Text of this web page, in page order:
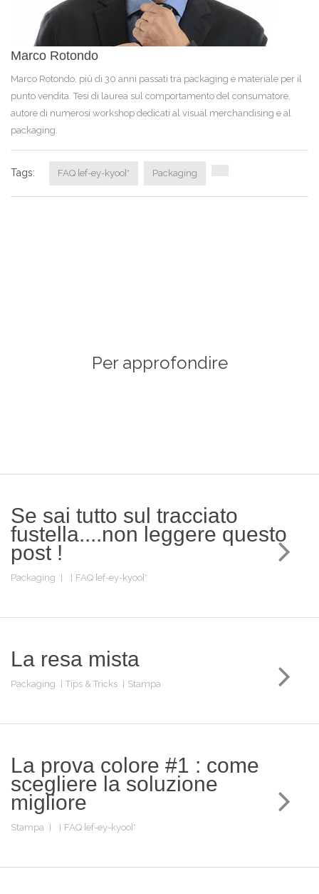
Marco Rotondo
Marco Rotondo, più di 30 anni passati tra packaging e materiale per il
punto vendita. Tesi di laurea sul comportamento del consumatore,
autore di numerosi workshop dedicati al visual merchandising e al
packaging.
Tags: FAQ [ef-ey-kyoo]* Packaging
Per approfondire
Se sai tutto sul tracciato
fustella....non leggere questo
post !
Packaging FAQ [ef-ey-kyoo]*
La resa mista
Packaging Tips & Tricks Stampa
La prova colore #1 : come
scegliere la soluzione
migliore
Stampa FAQ [ef-ey-kyoo]*